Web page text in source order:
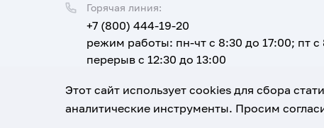
Горячая линия:
+7 (800) 444-19-20
режим работы: пн-чт с 8:30 до 17:00; пт с
перерыв с 12:30 до 13:00
Email:
corpus@ksma.ru
Этот сайт использует cookies для сбора
аналитические инструменты. Просим